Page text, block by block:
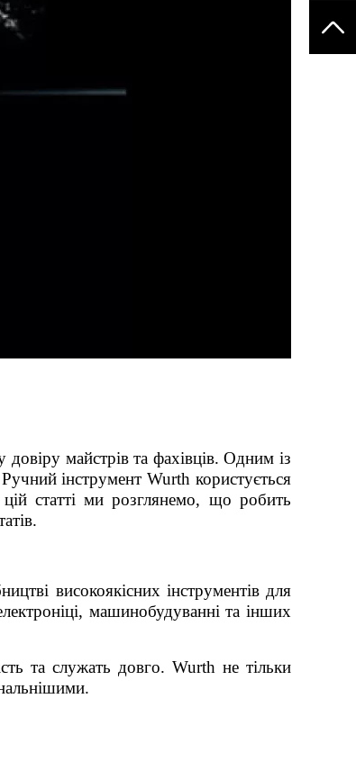
майстрів та фахівців. Одним із
інструмент Wurth користується
статті ми розглянемо, що робить
високоякісних інструментів для
машинобудуванні та інших
та служать довго. Wurth не тільки